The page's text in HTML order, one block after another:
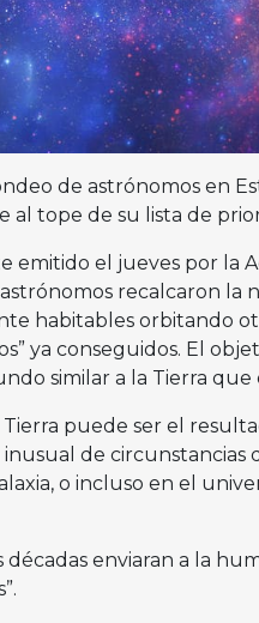
de astrónomos en
al tope de su lista de
emitido el jueves por la
astrónomos recalcaron
habitables orbitando
ya conseguidos. El
similar a la Tierra que
Tierra puede ser el
de circunstancias
o incluso en el
décadas enviaran a la